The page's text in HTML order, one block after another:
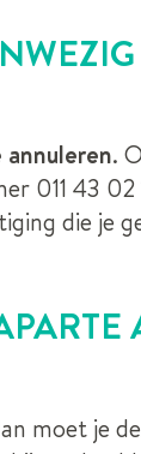
.
011 43 02
die je
moet je